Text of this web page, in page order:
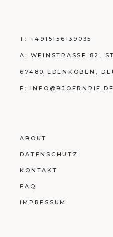
T: +4915156139035
A: WEINSTRASSE 82,
67480 EDENKOBEN,
E: INFO@BJOERNRIE.DE
ABOUT
DATENSCHUTZ
KONTAKT
FAQ
IMPRESSUM